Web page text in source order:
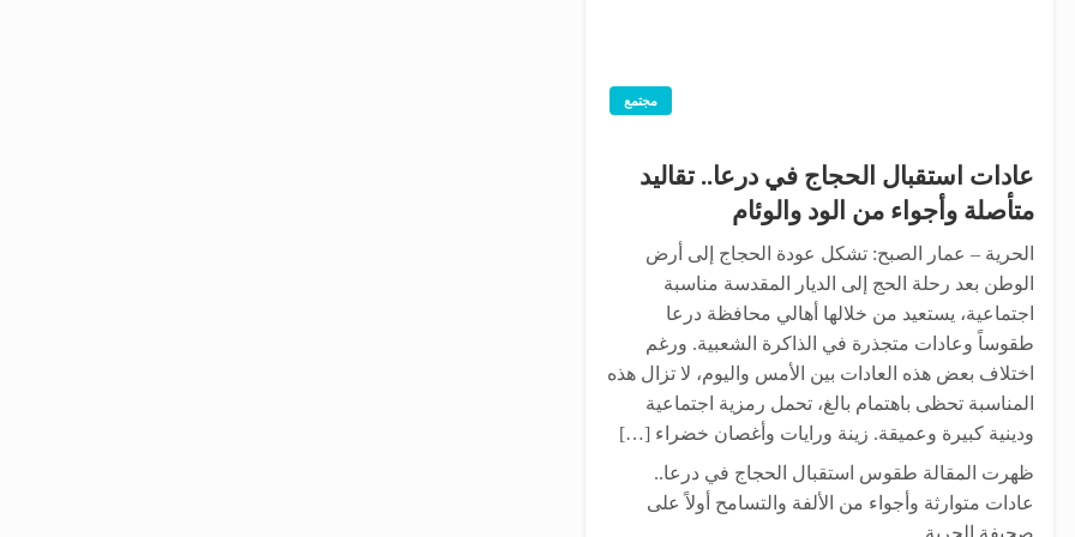
مجتمع
عادات استقبال الحجاج في درعا.. تقاليد
متأصلة وأجواء من الود والوئام
الحرية – عمار الصبح: تشكل عودة الحجاج إلى أرض
الوطن بعد رحلة الحج إلى الديار المقدسة مناسبة
اجتماعية، يستعيد من خلالها أهالي محافظة درعا
طقوساً وعادات متجذرة في الذاكرة الشعبية. ورغم
اختلاف بعض هذه العادات بين الأمس واليوم، لا تزال هذه
المناسبة تحظى باهتمام بالغ، تحمل رمزية اجتماعية
ودينية كبيرة وعميقة. زينة ورايات وأغصان خضراء […]
ظهرت المقالة طقوس استقبال الحجاج في درعا..
عادات متوارثة وأجواء من الألفة والتسامح أولاً على